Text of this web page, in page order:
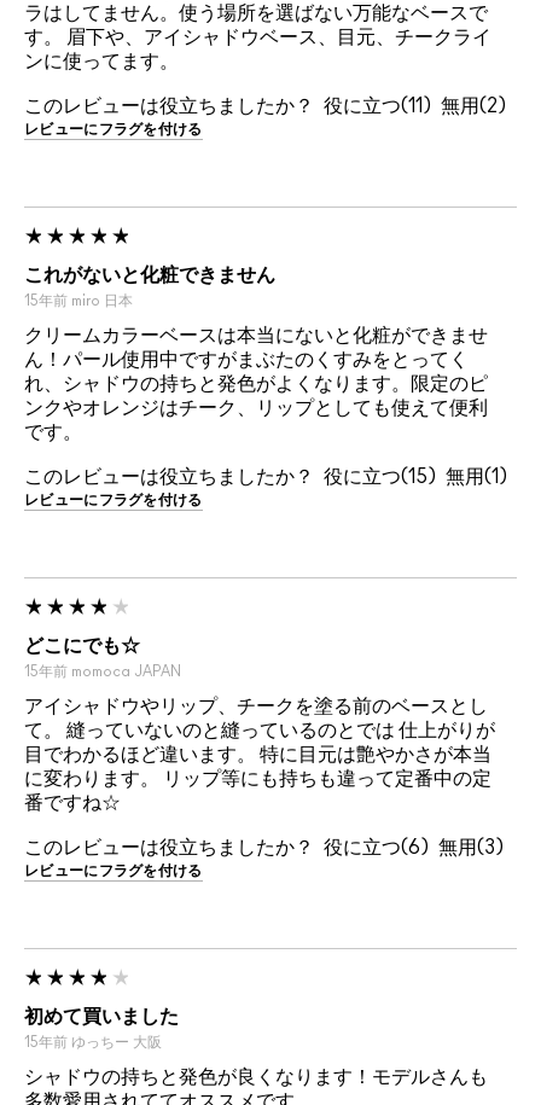
ラはしてません。使う場所を選ばない万能なベースで
す。 眉下や、アイシャドウベース、目元、チークライ
ンに使ってます。
このレビューは役立ちましたか？ 11 2
レビューにフラグを付ける
これがないと化粧できません
15年前 miro 日本
クリームカラーベースは本当にないと化粧ができませ
ん！パール使用中ですがまぶたのくすみをとってく
れ、シャドウの持ちと発色がよくなります。限定のピ
ンクやオレンジはチーク、リップとしても使えて便利
です。
このレビューは役立ちましたか？ 15 1
レビューにフラグを付ける
どこにでも☆
15年前 momoca JAPAN
アイシャドウやリップ、チークを塗る前のベースとし
て。 縫っていないのと縫っているのとでは 仕上がりが
目でわかるほど違います。 特に目元は艶やかさが本当
に変わります。 リップ等にも持ちも違って定番中の定
番ですね☆
このレビューは役立ちましたか？ 6 3
レビューにフラグを付ける
初めて買いました
15年前 ゆっちー 大阪
シャドウの持ちと発色が良くなります！モデルさんも